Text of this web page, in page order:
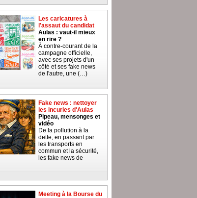
Les caricatures à
l'assaut du candidat
Aulas : vaut-il mieux
en rire ?
À contre-courant de la
campagne officielle,
avec ses projets d'un
côté et ses fake news
de l'autre, une (…)
Fake news : nettoyer
les incuries d'Aulas
Pipeau, mensonges et
vidéo
De la pollution à la
dette, en passant par
les transports en
commun et la sécurité,
les fake news de
Meeting à la Bourse du